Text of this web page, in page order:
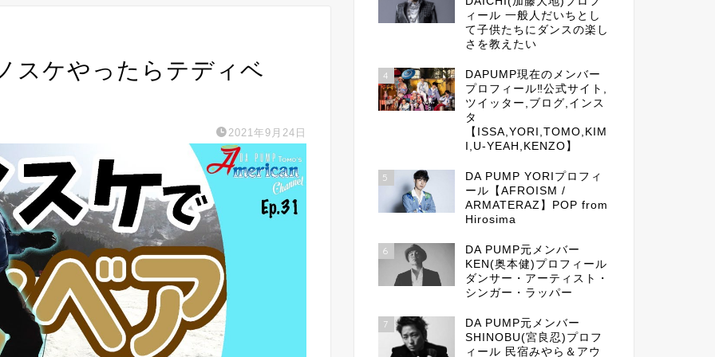
スケやったらテディベ
2021年9月24日
ィール 一般人だいちとし
て子供たちにダンスの楽し
さを教えたい
4
DAPUMP現在のメンバー
プロフィール‼公式サイト,
ツイッター,ブログ,インス
タ
【ISSA,YORI,TOMO,KIM
I,U-YEAH,KENZO】
5
DA PUMP YORIプロフィ
ール【AFROISM /
ARMATERAZ】POP from
Hirosima
6
DA PUMP元メンバー
KEN(奥本健)プロフィール
ダンサー・アーティスト・
シンガー・ラッパー
7
DA PUMP元メンバー
SHINOBU(宮良忍)プロフ
ィール 民宿みやら＆アウ